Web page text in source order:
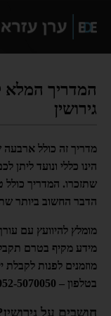
המדריך המלא
גירושין
מדריך זה כולל ארבעה
הינו כללי ונועד
שתזכרו. המדריך כולל
הדבר החשוב ביותר
מומלץ להיוועץ עם
מידע מקיף בטרם
מוזמנים לפנות לקבלת
בטלפון – 052-5070050.
חושבים על